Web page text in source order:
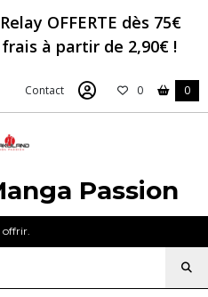
OFFERTE dès 75€
frais à partir de 2,90€ !
Contact 0 0
Passion
offrir.